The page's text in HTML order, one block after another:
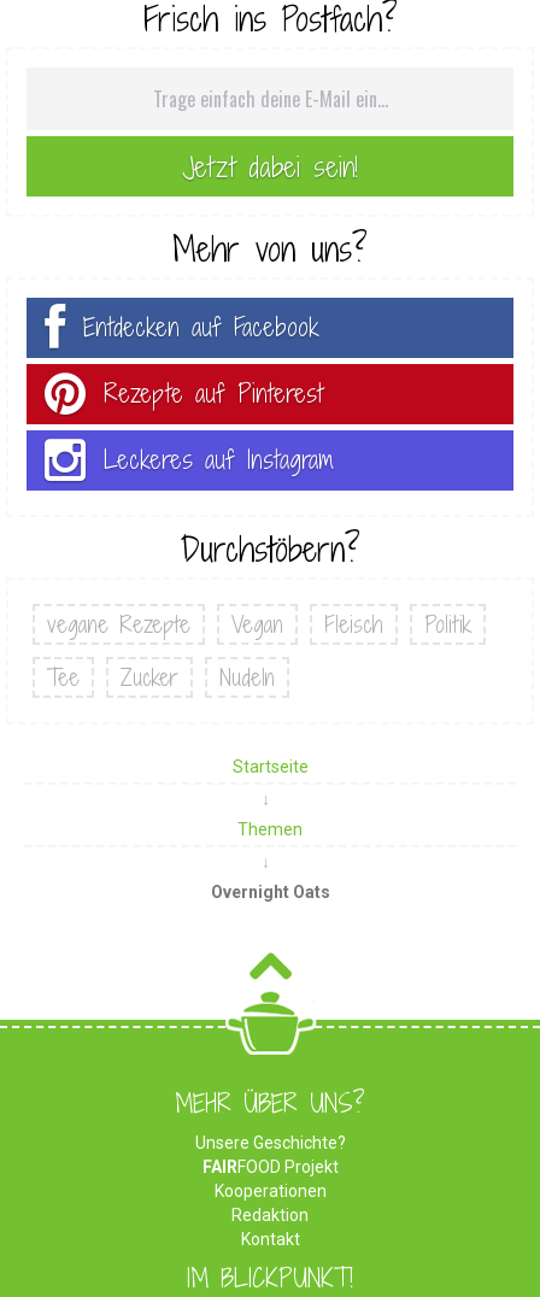
Frisch ins Postfach?
Mehr von uns?
Entdecken auf Facebook
Rezepte auf Pinterest
Leckeres auf Instagram
Durchstöbern?
vegane Rezepte Vegan Fleisch
Politik
Tee
Zucker Nudeln
Startseite
Themen
Overnight Oats
MEHR ÜBER UNS?
Unsere Geschichte?
FAIRFOOD Projekt
Kooperationen
Redaktion
Kontakt
IM BLICKPUNKT!